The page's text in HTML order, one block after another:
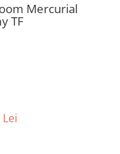
Mercurial
TF